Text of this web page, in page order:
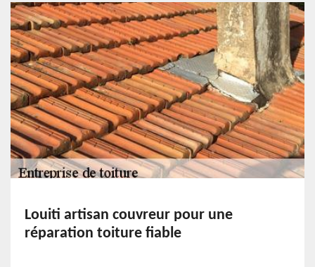
Louiti artisan couvreur pour une
réparation toiture fiable